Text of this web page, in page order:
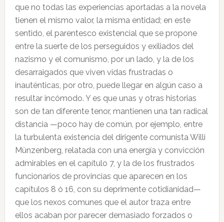
que no todas las experiencias aportadas a la novela
tienen el mismo valor, la misma entidad; en este
sentido, el parentesco existencial que se propone
entre la suerte de los perseguidos y exiliados del
nazismo y el comunismo, por un lado, y la de los
desarraigados que viven vidas frustradas o
inauténticas, por otro, puede llegar en algún caso a
resultar incómodo. Y es que unas y otras historias
son de tan diferente tenor, mantienen una tan radical
distancia —poco hay de común, por ejemplo, entre
la turbulenta existencia del dirigente comunista Willi
Münzenberg, relatada con una energía y convicción
admirables en el capítulo 7, y la de los frustrados
funcionarios de provincias que aparecen en los
capítulos 8 ó 16, con su deprimente cotidianidad—
que los nexos comunes que el autor traza entre
ellos acaban por parecer demasiado forzados o